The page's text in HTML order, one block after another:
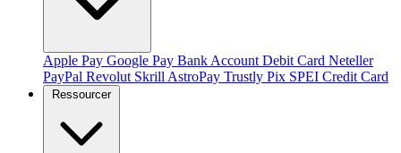
Apple Pay Google Pay Bank Account Debit Card Neteller
PayPal Revolut Skrill AstroPay Trustly Pix SPEI Credit Card
Ressourcer